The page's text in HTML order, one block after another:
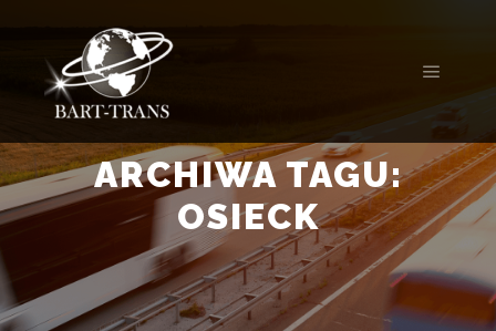
ARCHIWA TAGU:
OSIECK